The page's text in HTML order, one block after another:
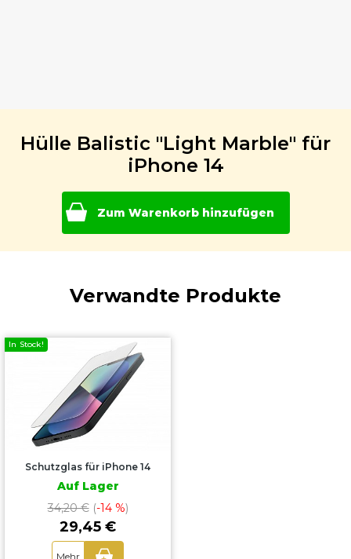
Hülle Balistic "Light Marble" für
iPhone 14
Zum Warenkorb hinzufügen
Verwandte Produkte
In Stock!
Schutzglas für iPhone 14
Auf Lager
34,20 €(-14 %)
29,45 €
Mehr